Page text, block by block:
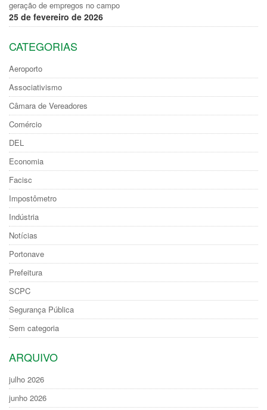
geração de empregos no campo
25 de fevereiro de 2026
CATEGORIAS
Aeroporto
Associativismo
Câmara de Vereadores
Comércio
DEL
Economia
Facisc
Impostômetro
Indústria
Notícias
Portonave
Prefeitura
SCPC
Segurança Pública
Sem categoria
ARQUIVO
julho 2026
junho 2026